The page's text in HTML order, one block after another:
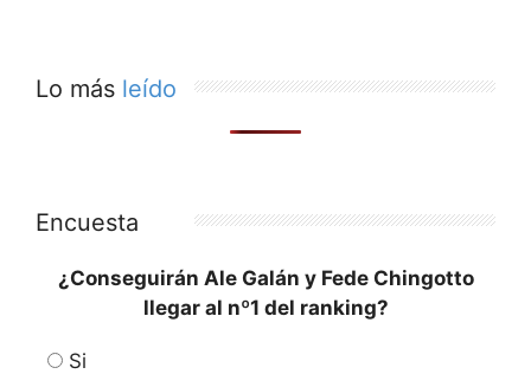
Lo más leído
Encuesta
¿Conseguirán Ale Galán y Fede Chingotto
llegar al nº1 del ranking?
Si